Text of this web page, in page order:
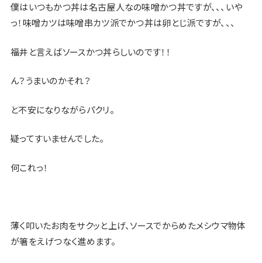
僕はいつもかつ丼は名古屋人なの味噌かつ丼ですが、、、いや
っ！味噌カツは味噌串カツ派でかつ丼は卵とじ派ですが、、、
福井と言えばソースかつ丼らしいのです！！
ん？うまいのかそれ？
と不安になりながらパクリ。
疑ってすいませんでした。
何これっ！
薄く叩いたお肉をサクッと上げ、ソースでからめたメシウマ物体
が箸をえげつなく進めます。